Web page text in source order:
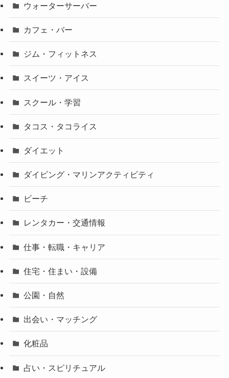
ウォーターサーバー
カフェ・バー
ジム・フィットネス
スイーツ・アイス
スクール・学習
タコス・タコライス
ダイエット
ダイビング・マリンアクティビティ
ビーチ
レンタカー・交通情報
仕事・転職・キャリア
住宅・住まい・設備
公園・自然
出会い・マッチング
化粧品
占い・スピリチュアル